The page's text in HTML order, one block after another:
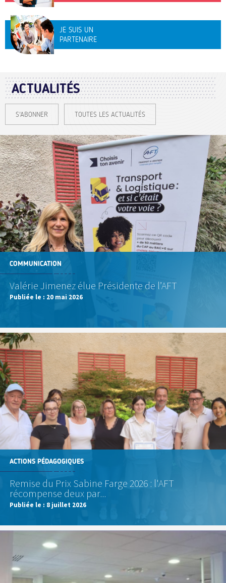
JE SUIS UN
PARTENAIRE
ACTUALITÉS
S'ABONNER TOUTES LES ACTUALITÉS
COMMUNICATION
Valérie Jimenez élue Présidente de l’AFT
Publiée le : 20 mai 2026
ACTIONS PÉDAGOGIQUES
Remise du Prix Sabine Farge 2026 : l'AFT
récompense deux par...
Publiée le : 8 juillet 2026